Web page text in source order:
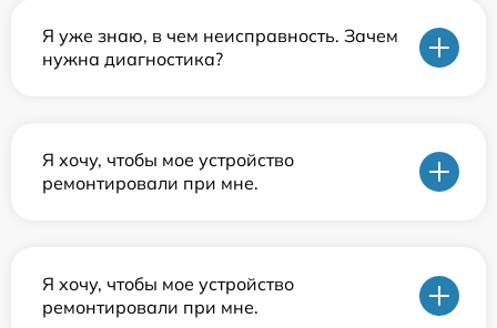
Я уже знаю, в чем неисправность. Зачем
нужна диагностика?
Я хочу, чтобы мое устройство
ремонтировали при мне.
Я хочу, чтобы мое устройство
ремонтировали при мне.